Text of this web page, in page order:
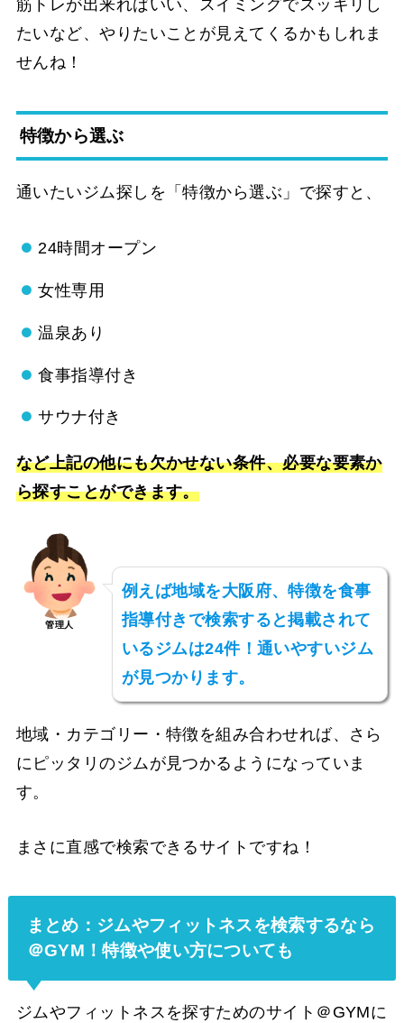
筋トレが出来ればいい、スイミングでスッキリし
たいなど、やりたいことが見えてくるかもしれま
せんね！
特徴から選ぶ
通いたいジム探しを「特徴から選ぶ」で探すと、
24時間オープン
女性専用
温泉あり
食事指導付き
サウナ付き
など上記の他にも欠かせない条件、必要な要素か
ら探すことができます。
管理人
例えば地域を大阪府、特徴を食事
指導付きで検索すると掲載されて
いるジムは24件！通いやすいジム
が見つかります。
地域・カテゴリー・特徴を組み合わせれば、さら
にピッタリのジムが見つかるようになっていま
す。
まさに直感で検索できるサイトですね！
まとめ：ジムやフィットネスを検索するなら
＠GYM！特徴や使い方についても
ジムやフィットネスを探すためのサイト＠GYMに